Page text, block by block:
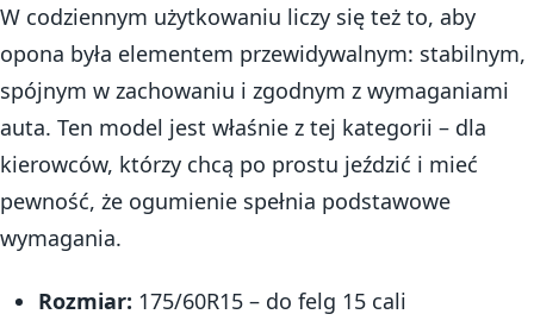
W codziennym użytkowaniu liczy się też to, aby
opona była elementem przewidywalnym: stabilnym,
spójnym w zachowaniu i zgodnym z wymaganiami
auta. Ten model jest właśnie z tej kategorii – dla
kierowców, którzy chcą po prostu jeździć i mieć
pewność, że ogumienie spełnia podstawowe
wymagania.
Rozmiar: 175/60R15 – do felg 15 cali